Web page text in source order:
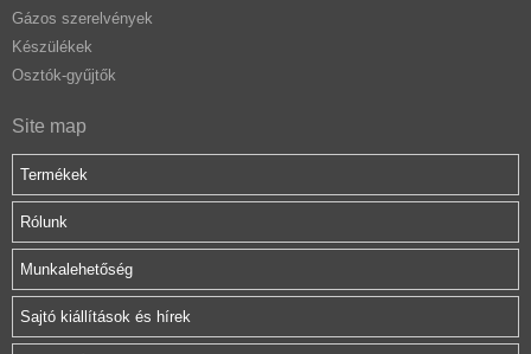
Gázos szerelvények
Készülékek
Osztók-gyűjtők
Site map
Termékek
Rólunk
Munkalehetőség
Sajtó kiállítások és hírek